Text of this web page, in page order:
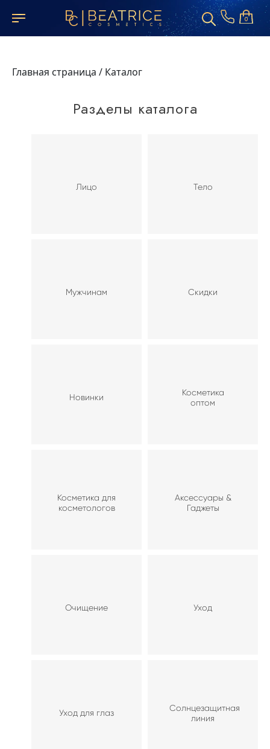
0
Главная страница / Каталог
Разделы каталога
Лицо Тело
Мужчинам Скидки
Новинки
Косметика
оптом
Косметика для
косметологов
Аксессуары &
Гаджеты
Очищение Уход
Уход для глаз
Солнцезащитная
линия